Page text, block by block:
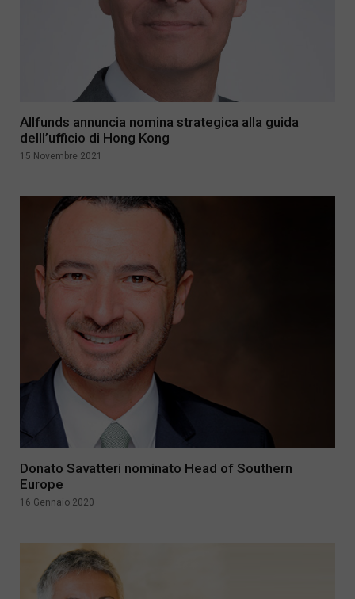
Allfunds annuncia nomina strategica alla guida
delll’ufficio di Hong Kong
15 Novembre 2021
Donato Savatteri nominato Head of Southern
Europe
16 Gennaio 2020